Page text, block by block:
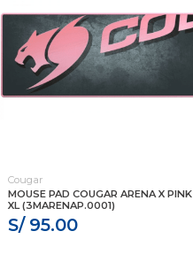
Cougar
MOUSE PAD COUGAR ARENA X PINK
XL (3MARENAP.0001)
S/ 95.00